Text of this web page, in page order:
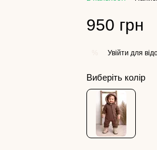
950 грн
Увійти для
Виберіть колір